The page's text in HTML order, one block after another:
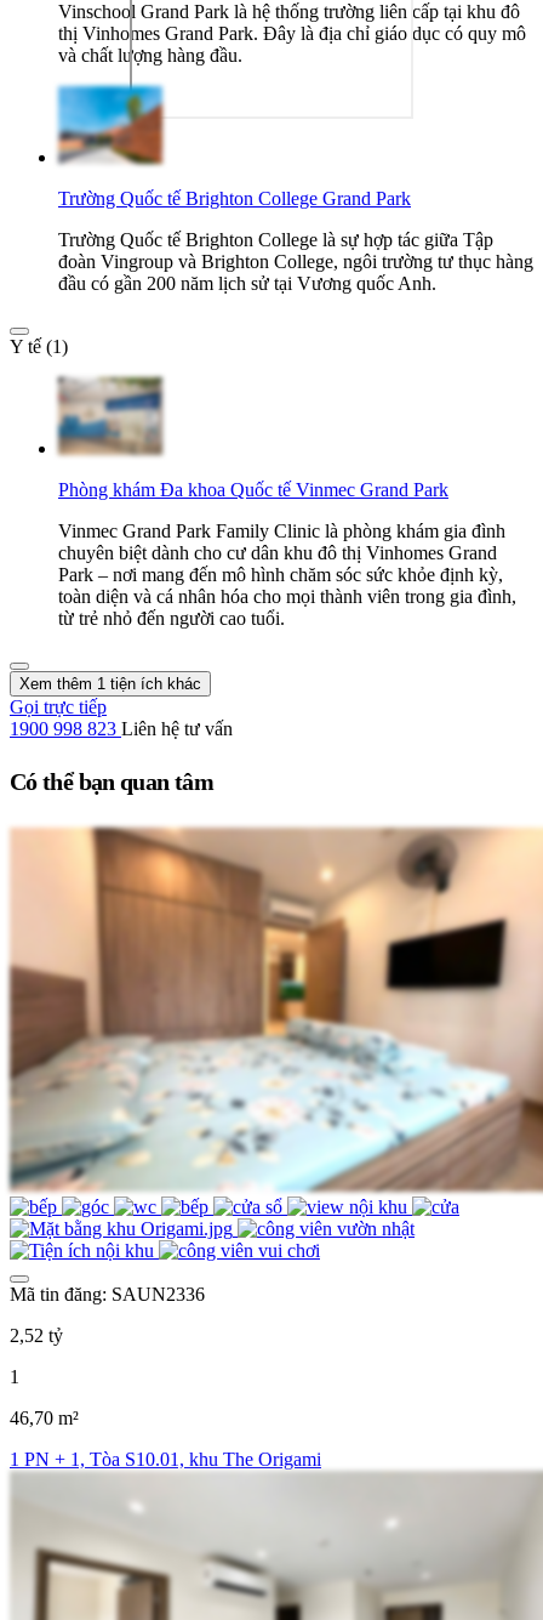
Vinschool Grand Park là hệ thống trường liên cấp tại khu đô
thị Vinhomes Grand Park. Đây là địa chỉ giáo dục có quy mô
và chất lượng hàng đầu.
Trường Quốc tế Brighton College Grand Park
Trường Quốc tế Brighton College là sự hợp tác giữa Tập
đoàn Vingroup và Brighton College, ngôi trường tư thục hàng
đầu có gần 200 năm lịch sử tại Vương quốc Anh.
Y tế (1)
Phòng khám Đa khoa Quốc tế Vinmec Grand Park
Vinmec Grand Park Family Clinic là phòng khám gia đình
chuyên biệt dành cho cư dân khu đô thị Vinhomes Grand
Park – nơi mang đến mô hình chăm sóc sức khỏe định kỳ,
toàn diện và cá nhân hóa cho mọi thành viên trong gia đình,
từ trẻ nhỏ đến người cao tuổi.
Xem thêm 1 tiện ích khác
Gọi trực tiếp
1900 998 823 Liên hệ tư vấn
Có thể bạn quan tâm
Mã tin đăng: SAUN2336
2,52 tỷ
1
46,70 m²
1 PN + 1, Tòa S10.01, khu The Origami